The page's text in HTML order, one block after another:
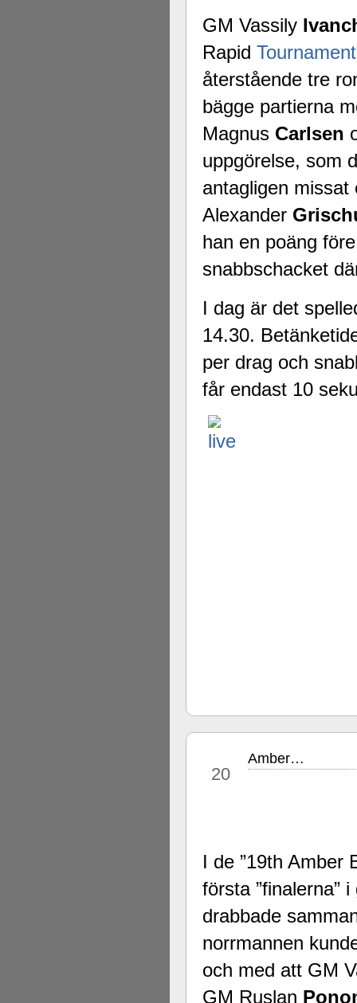
GM Vassily
Rapid Tournament
återstående tre
bägge partierna
Magnus Carlsen
uppgörelse, som
antagligen
Alexander
han en poäng
snabbschacket
I dag är det
14.30.
per drag och
får endast 10
20
Amber…
I de ”19th Amber
första ”finalerna”
drabbade
norrmannen
och med att GM
GM Ruslan